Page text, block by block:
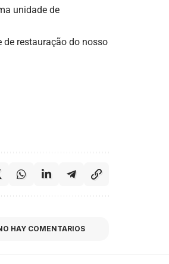
unidade de
de restauração do nosso
HAY COMENTARIOS